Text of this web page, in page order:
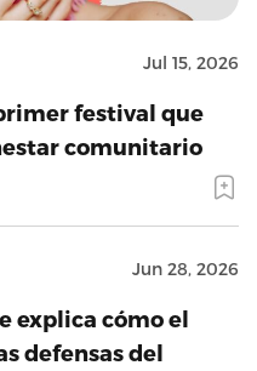
Jul 15, 2026
festival que
comunitario
Jun 28, 2026
explica cómo el
defensas del